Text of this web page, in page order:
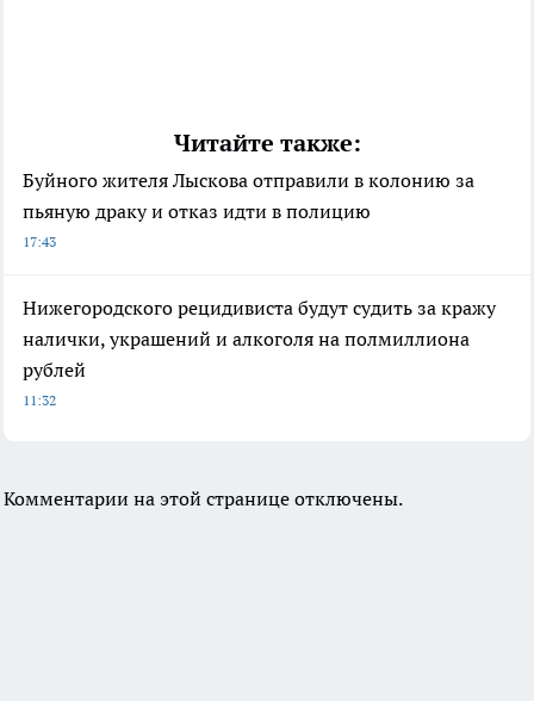
Читайте также:
Буйного жителя Лыскова отправили в колонию за
пьяную драку и отказ идти в полицию
17:43
Нижегородского рецидивиста будут судить за кражу
налички, украшений и алкоголя на полмиллиона
рублей
11:32
Комментарии на этой странице отключены.